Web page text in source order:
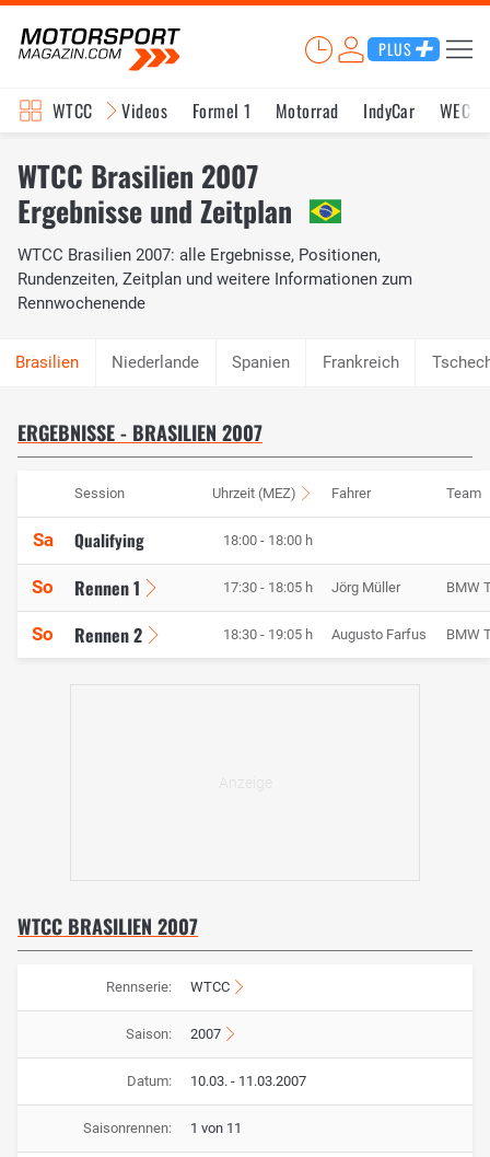
PLUS
WTCC Videos Formel 1 Motorrad IndyCar WEC
WTCC Brasilien 2007
Ergebnisse und Zeitplan
WTCC Brasilien 2007: alle Ergebnisse, Positionen,
Rundenzeiten, Zeitplan und weitere Informationen zum
Rennwochenende
Niederlande Spanien Frankreich
ERGEBNISSE - BRASILIEN 2007
Session Uhrzeit (MEZ) Fahrer Team
Sa Qualifying 18:00 - 18:00 h
So Rennen 1 17:30 - 18:05 h Jörg Müller BMW
So Rennen 2 18:30 - 19:05 h Augusto Farfus BMW
WTCC BRASILIEN 2007
Rennserie: WTCC
Saison: 2007
Datum: 10.03. - 11.03.2007
Saisonrennen: 1 von 11